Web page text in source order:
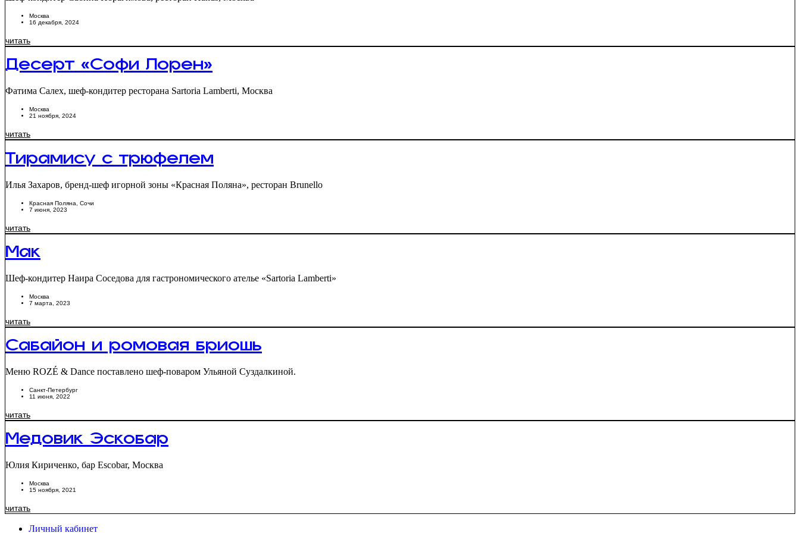
Москва
16 декабря, 2024
читать
Десерт «Софи Лорен»
Фатима Салех, шеф-кондитер ресторана Sartoria Lamberti, Москва
Москва
21 ноября, 2024
читать
Тирамису с трюфелем
Илья Захаров, бренд-шеф игорной зоны «Красная Поляна», ресторан Brunello
Красная Поляна
Сочи
7 июня, 2023
читать
Мак
Шеф-кондитер Наира Соседова для гастрономического ателье «Sartoria Lamberti»
Москва
7 марта, 2023
читать
Сабайон и ромовая бриошь
Меню ROZÉ & Dance поставлено шеф-поваром Ульяной Суздалкиной.
Санкт-Петербург
11 июня, 2022
читать
Медовик Эскобар
Юлия Кириченко, бар Escobar, Москва
Москва
15 ноября, 2021
читать
Личный кабинет